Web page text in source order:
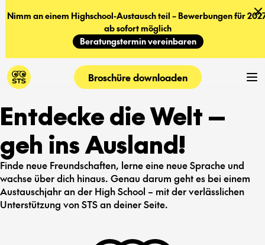
Nimm an einem Highschool-Austausch teil – Bewerbungen für
ab sofort möglich
Beratungstermin vereinbaren
Broschüre downloaden
Entdecke die Welt —
geh ins Ausland!
Finde neue Freundschaften, lerne eine neue Sprache und
wachse über dich hinaus. Genau darum geht es bei einem
Austauschjahr an der High School – mit der verlässlichen
Unterstützung von STS an deiner Seite.